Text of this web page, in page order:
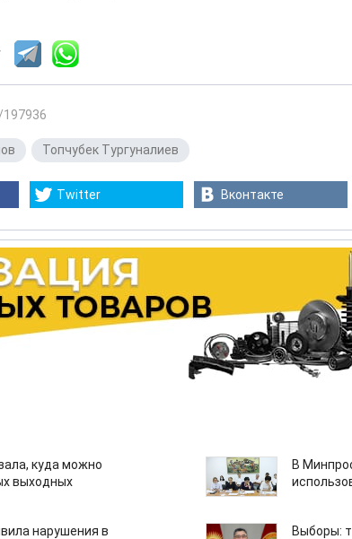
Топчубек Тургуналиев
Twitter Вконтакте
куда можно
выходных
В
нарушения в
Выборы: